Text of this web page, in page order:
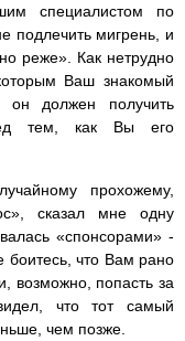
специалистом по
подлечить мигрень, и
реже». Как нетрудно
Ваш знакомый
он должен получить
тем, как Вы его
прохожему,
сказал мне одну
«спонсорами» -
боитесь, что Вам рано
возможно, попасть за
что тот самый
чем позже.